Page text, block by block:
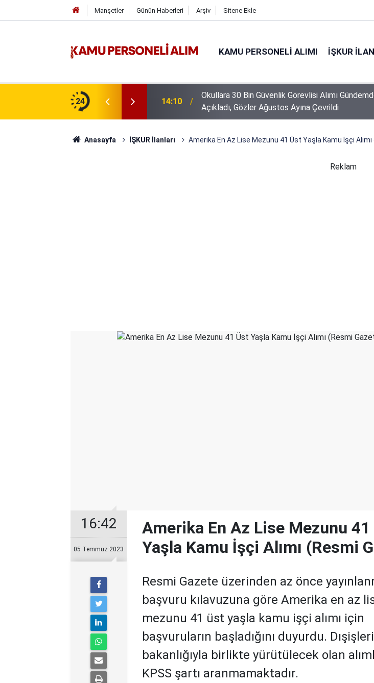
Manşetler Günün Haberleri Arşiv Sitene Ekle
KAMU PERSONELI ALIMI İŞKUR
24
Gündemde! Bakan Çiftçi Süreci
16:44 GSB 600 Personel Alımında Başvuru Süresi
Anasayfa İŞKUR İlanları Amerika En Az Lise Mezunu 41 Üst Yaşla Kamu İşçi
Reklam
16:42
05 Temmuz 2023
Amerika En Az Lise Mezunu
Yaşla Kamu İşçi Alımı (Resmi
Resmi Gazete üzerinden az önce
başvuru kılavuzuna göre Amerika en az
mezunu 41 üst yaşla kamu işçi alımı için
başvuruların başladığını duyurdu. Dışişleri
bakanlığıyla birlikte yürütülecek olan
KPSS şartı aranmamaktadır.